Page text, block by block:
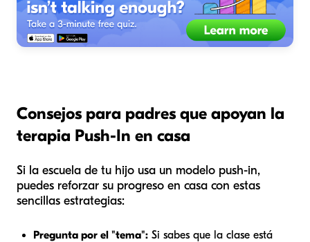
Consejos para padres que apoyan la
terapia Push-In en casa
Si la escuela de tu hijo usa un modelo push-in,
puedes reforzar su progreso en casa con estas
sencillas estrategias:
Pregunta por el "tema": Si sabes que la clase está